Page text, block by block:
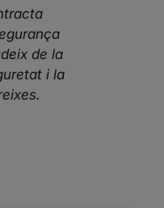
de la
i la